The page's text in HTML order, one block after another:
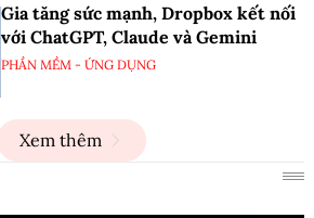
Gia tăng sức mạnh, Dropbox kết nối
với ChatGPT, Claude và Gemini
PHẦN MỀM - ỨNG DỤNG
Xem thêm